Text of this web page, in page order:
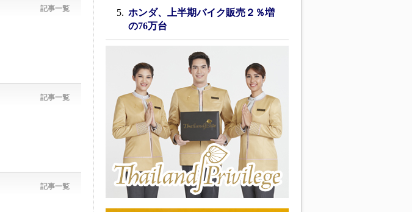
記事一覧
記事一覧
記事一覧
ホンダ、上半期バイク販売２％増
の76万台